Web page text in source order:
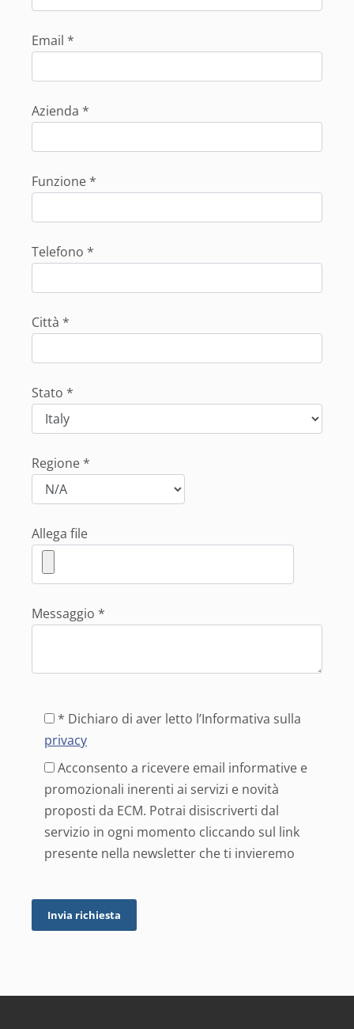
Email *
Azienda *
Funzione *
Telefono *
Città *
Stato *
Regione *
Allega file
Messaggio *
* Dichiaro di aver letto l’Informativa sulla
privacy
Acconsento a ricevere email informative e
promozionali inerenti ai servizi e novità
proposti da ECM. Potrai disiscriverti dal
servizio in ogni momento cliccando sul link
presente nella newsletter che ti invieremo